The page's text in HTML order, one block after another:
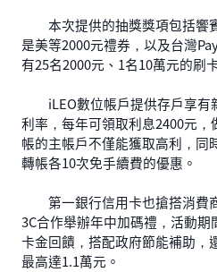
本次提供的抽獎獎項包括饗
是美等2000元禮券，以及台灣
有25名2000元、1名10萬元的刷
iLEO數位帳戶提供存戶享有
利率，每年可領取利息2400元，
帳的主帳戶不僅能獲取高利，同
轉帳各10次免手續費的優惠。
第一銀行信用卡也搶搭消費
3C合作舉辦年中加碼禮，活動
卡金回饋，搭配政府節能補助，
最高達1.1萬元。